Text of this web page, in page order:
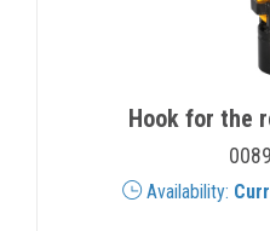
Hook for the
Availability: